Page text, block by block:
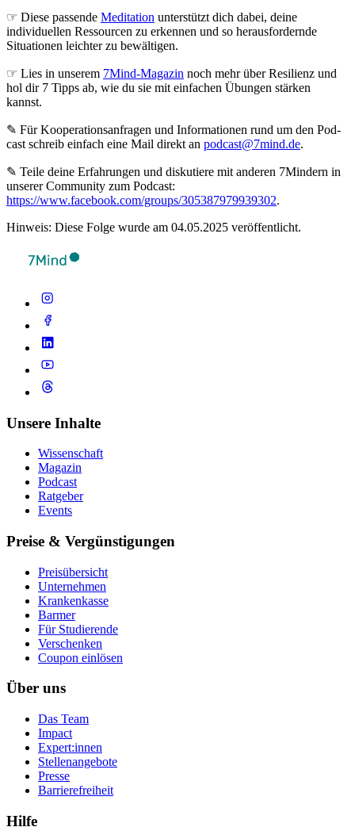
☞ Diese passende Meditation unterstützt dich dabei, deine
individuellen Ressourcen zu erkennen und so herausfordernde
Situationen leichter zu bewältigen.
☞ Lies in unserem 7Mind-Magazin noch mehr über Resilienz und
hol dir 7 Tipps ab, wie du sie mit einfachen Übungen stärken
kannst.
✎ Für Koope­ra­ti­ons­an­fra­gen und Infor­ma­tio­nen rund um den Pod­
cast schreib ein­fach eine Mail direkt an podcast@7mind.de.
✎ Teile deine Erfahrungen und diskutiere mit anderen 7Mindern in
unserer Community zum Podcast:
https://www.facebook.com/groups/305387979939302.
Hinweis: Diese Folge wurde am 04.05.2025 veröffentlicht.
Unsere Inhalte
Wissenschaft
Magazin
Podcast
Ratgeber
Events
Preise & Vergünstigungen
Preisübersicht
Unternehmen
Krankenkasse
Barmer
Für Studierende
Ver­schen­ken
Coupon einlösen
Über uns
Das Team
Impact
Expert:innen
Stellenangebote
Presse
Barrierefreiheit
Hilfe